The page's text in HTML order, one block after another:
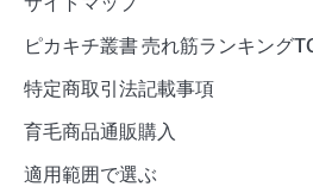
ピカキチ叢書 売れ筋ランキング
特定商取引法記載事項
育毛商品通販購入
適用範囲で選ぶ